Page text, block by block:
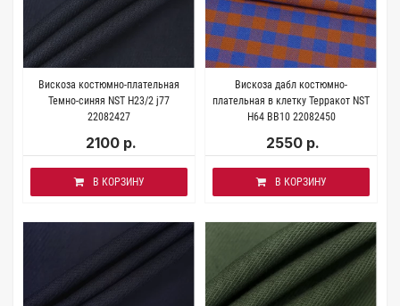
Вискоза костюмно-плательная
Темно-синяя NST H23/2 j77
22082427
2100 р.
В КОРЗИНУ
Вискоза дабл костюмно-
плательная в клетку Терракот NST
H64 BB10 22082450
2550 р.
В КОРЗИНУ